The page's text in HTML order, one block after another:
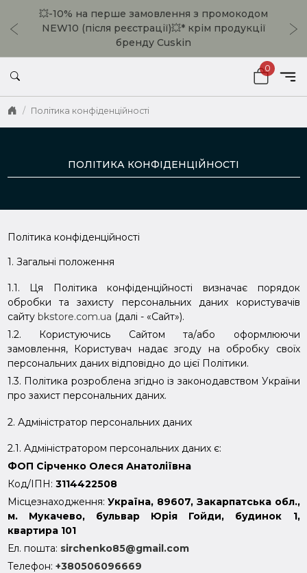
💥-10% на перше замовлення з промокодом
NEW10 (після реєстрації)💥* крім продукції
бренду Cuskin
0
Головна / Політика конфіденційності
ПОЛІТИКА КОНФІДЕНЦІЙНОСТІ
Політика конфіденційності
1. Загальні положення
1.1. Ця Політика конфіденційності визначає порядок
обробки та захисту персональних даних користувачів
сайту bkstore.com.ua (далі - «Сайт»).
1.2. Користуючись Сайтом та/або оформлюючи
замовлення, Користувач надає згоду на обробку своїх
персональних даних відповідно до цієї Політики.
1.3. Політика розроблена згідно із законодавством України
про захист персональних даних.
2. Адміністратор персональних даних
2.1. Адміністратором персональних даних є:
ФОП Сірченко Олеся Анатоліївна
Код/ІПН: 3114422508
Місцезнаходження:Україна, 89607, Закарпатська обл.,
м. Мукачево, бульвар Юрія Гойди, будинок 1,
квартира 101
Ел. пошта: sirchenko85@gmail.com
Телефон: +380506096669